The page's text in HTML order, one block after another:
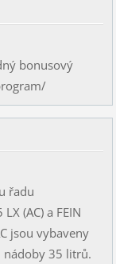
bonusový
řadu
(AC) a FEIN
jsou vybaveny
35 litrů.